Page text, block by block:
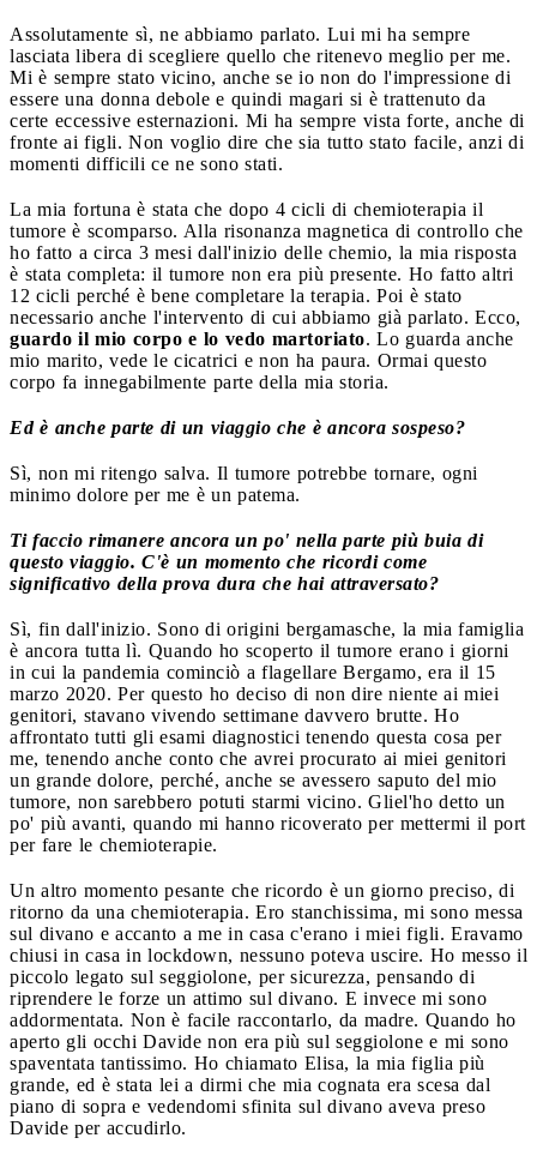
Assolutamente sì, ne abbiamo parlato. Lui mi ha sempre
lasciata libera di scegliere quello che ritenevo meglio per me.
Mi è sempre stato vicino, anche se io non do l'impressione di
essere una donna debole e quindi magari si è trattenuto da
certe eccessive esternazioni. Mi ha sempre vista forte, anche di
fronte ai figli. Non voglio dire che sia tutto stato facile, anzi di
momenti difficili ce ne sono stati.
La mia fortuna è stata che dopo 4 cicli di chemioterapia il
tumore è scomparso. Alla risonanza magnetica di controllo che
ho fatto a circa 3 mesi dall'inizio delle chemio, la mia risposta
è stata completa: il tumore non era più presente. Ho fatto altri
12 cicli perché è bene completare la terapia. Poi è stato
necessario anche l'intervento di cui abbiamo già parlato. Ecco,
guardo il mio corpo e lo vedo martoriato. Lo guarda anche
mio marito, vede le cicatrici e non ha paura. Ormai questo
corpo fa innegabilmente parte della mia storia.
Ed è anche parte di un viaggio che è ancora sospeso?
Sì, non mi ritengo salva. Il tumore potrebbe tornare, ogni
minimo dolore per me è un patema.
Ti faccio rimanere ancora un po' nella parte più buia di
questo viaggio. C'è un momento che ricordi come
significativo della prova dura che hai attraversato?
Sì, fin dall'inizio. Sono di origini bergamasche, la mia famiglia
è ancora tutta lì. Quando ho scoperto il tumore erano i giorni
in cui la pandemia cominciò a flagellare Bergamo, era il 15
marzo 2020. Per questo ho deciso di non dire niente ai miei
genitori, stavano vivendo settimane davvero brutte. Ho
affrontato tutti gli esami diagnostici tenendo questa cosa per
me, tenendo anche conto che avrei procurato ai miei genitori
un grande dolore, perché, anche se avessero saputo del mio
tumore, non sarebbero potuti starmi vicino. Gliel'ho detto un
po' più avanti, quando mi hanno ricoverato per mettermi il port
per fare le chemioterapie.
Un altro momento pesante che ricordo è un giorno preciso, di
ritorno da una chemioterapia. Ero stanchissima, mi sono messa
sul divano e accanto a me in casa c'erano i miei figli. Eravamo
chiusi in casa in lockdown, nessuno poteva uscire. Ho messo il
piccolo legato sul seggiolone, per sicurezza, pensando di
riprendere le forze un attimo sul divano. E invece mi sono
addormentata. Non è facile raccontarlo, da madre. Quando ho
aperto gli occhi Davide non era più sul seggiolone e mi sono
spaventata tantissimo. Ho chiamato Elisa, la mia figlia più
grande, ed è stata lei a dirmi che mia cognata era scesa dal
piano di sopra e vedendomi sfinita sul divano aveva preso
Davide per accudirlo.